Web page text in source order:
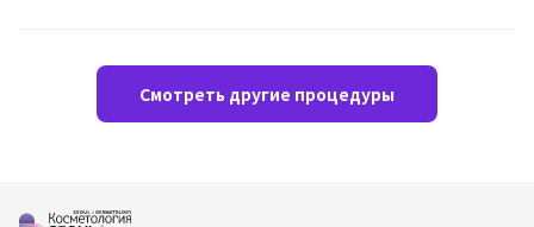
Смотреть другие процедуры